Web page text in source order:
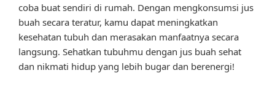
coba buat sendiri di rumah. Dengan mengkonsumsi jus
buah secara teratur, kamu dapat meningkatkan
kesehatan tubuh dan merasakan manfaatnya secara
langsung. Sehatkan tubuhmu dengan jus buah sehat
dan nikmati hidup yang lebih bugar dan berenergi!